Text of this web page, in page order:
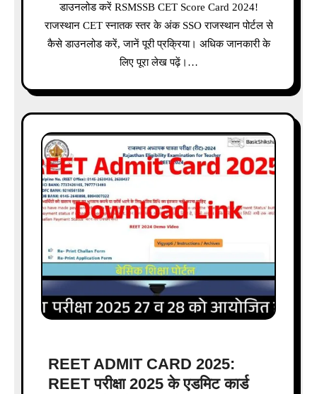
डाउनलोड करें RSMSSB CET Score Card 2024!
राजस्थान CET स्नातक स्तर के अंक SSO राजस्थान पोर्टल से
कैसे डाउनलोड करें, जानें पूरी प्रक्रिया। अधिक जानकारी के
लिए पूरा लेख पढ़ें।…
REET ADMIT CARD 2025:
REET परीक्षा 2025 के एडमिट कार्ड